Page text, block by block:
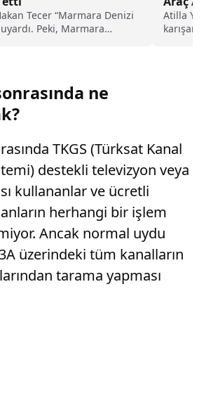
Tecer “Marmara Denizi
Peki, Marmara
Atilla
ne
TKGS (Türksat Kanal
destekli televizyon veya
kullananlar ve ücretli
herhangi bir işlem
Ancak normal uydu
3A üzerindeki tüm kanalların
tarama yapması